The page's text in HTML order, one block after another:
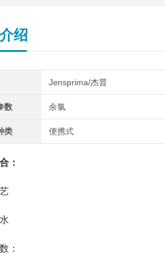
绍
Jensprima/杰普
数 余氯
类 便携式
：
：